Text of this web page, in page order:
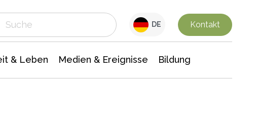
DE Kontakt
& Leben Medien & Ereignisse Bildung